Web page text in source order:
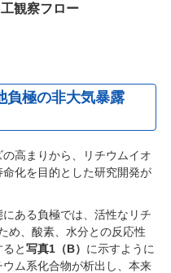
観察フロー
負極の非大気暴露
高まりから、リチウムイオ
化を目的とした研究開発が
ある負極では、活性なリチ
め、酸素、水分との反応性
と写真1（B） に示すように
ム系化合物が析出し、本来